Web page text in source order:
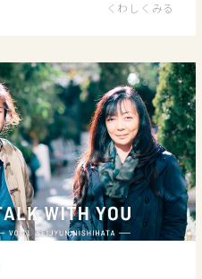
くわしくみる